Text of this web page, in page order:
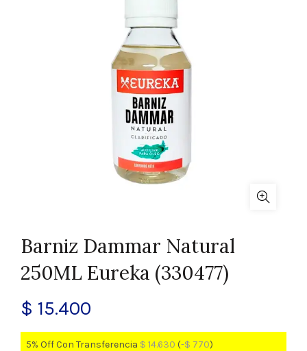
Barniz Dammar Natural
250ML Eureka (330477)
$ 15.400
5% Off Con Transferencia $ 14.630 (-$ 770)